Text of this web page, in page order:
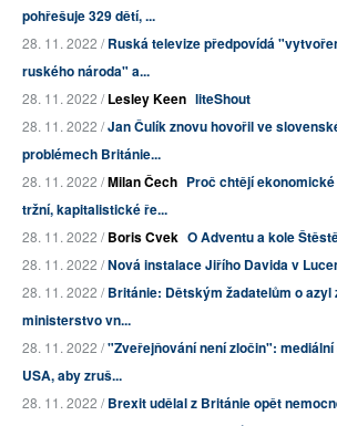
pohřešuje 329 dětí, ...
28. 11. 2022 /Ruská televize předpovídá
ruského národa" a...
28. 11. 2022 /Lesley Keen liteShout
28. 11. 2022 /Jan Čulík znovu hovořil ve
problémech Británie...
28. 11. 2022 /Milan Čech Proč chtějí
tržní, kapitalistické ře...
28. 11. 2022 /Boris Cvek O Adventu a kole
28. 11. 2022 /Nová instalace Jiřího Davida v
28. 11. 2022 /Británie: Dětským žadatelům o
ministerstvo vn...
28. 11. 2022 /"Zveřejňování není zločin":
USA, aby zruš...
28. 11. 2022 /Brexit udělal z Británie opět